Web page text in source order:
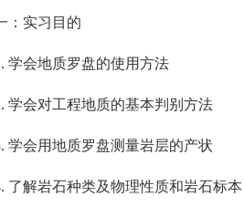
：实习目的
学会地质罗盘的使用方法
学会对工程地质的基本判别方法
学会用地质罗盘测量岩层的产状
了解岩石种类及物理性质和岩石标本